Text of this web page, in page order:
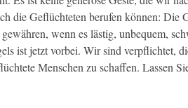
die Geflüchteten berufen können:
wenn es lästig, unbequem,
ist jetzt vorbei. Wir sind verpflichtet,
Menschen zu schaffen. Lassen